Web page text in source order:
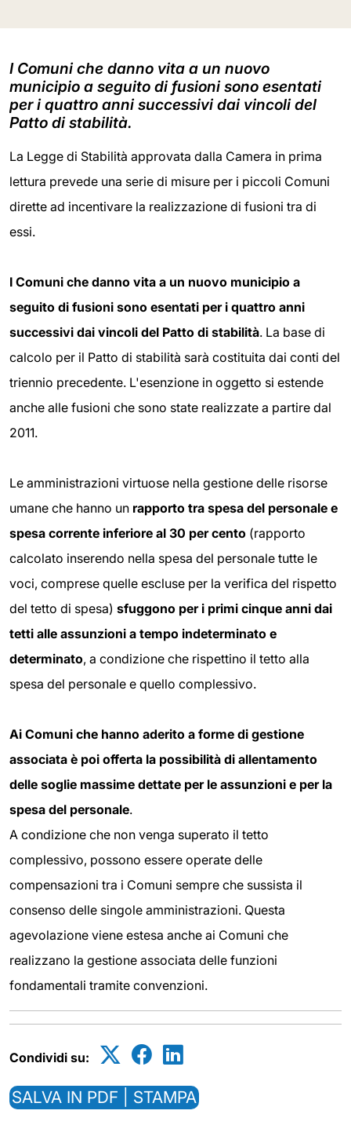
I Comuni che danno vita a un nuovo
municipio a seguito di fusioni sono esentati
per i quattro anni successivi dai vincoli del
Patto di stabilità.
La Legge di Stabilità approvata dalla Camera in prima
lettura prevede una serie di misure per i piccoli Comuni
dirette ad incentivare la realizzazione di fusioni tra di
essi.
I Comuni che danno vita a un nuovo municipio a
seguito di fusioni sono esentati per i quattro anni
successivi dai vincoli del Patto di stabilità. La base di
calcolo per il Patto di stabilità sarà costituita dai conti del
triennio precedente. L'esenzione in oggetto si estende
anche alle fusioni che sono state realizzate a partire dal
2011.
Le amministrazioni virtuose nella gestione delle risorse
umane che hanno un rapporto tra spesa del personale e
spesa corrente inferiore al 30 per cento (rapporto
calcolato inserendo nella spesa del personale tutte le
voci, comprese quelle escluse per la verifica del rispetto
del tetto di spesa) sfuggono per i primi cinque anni dai
tetti alle assunzioni a tempo indeterminato e
determinato, a condizione che rispettino il tetto alla
spesa del personale e quello complessivo.
Ai Comuni che hanno aderito a forme di gestione
associata è poi offerta la possibilità di allentamento
delle soglie massime dettate per le assunzioni e per la
spesa del personale.
A condizione che non venga superato il tetto
complessivo, possono essere operate delle
compensazioni tra i Comuni sempre che sussista il
consenso delle singole amministrazioni. Questa
agevolazione viene estesa anche ai Comuni che
realizzano la gestione associata delle funzioni
fondamentali tramite convenzioni.
Condividi su:
SALVA IN PDF | STAMPA